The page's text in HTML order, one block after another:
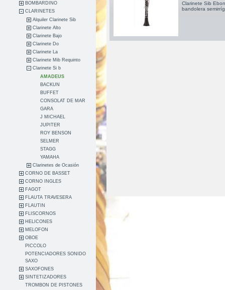
BOMBARDINO
CLARINETES
Alquiler Clarinete Sib
Clarinete Alto
Clarinete Bajo
Clarinete Do
Clarinete La
Clarinete Mib Requinto
Clarinete Si b
AMADEUS
BACKUN
BUFFET
CONSOLAT DE MAR
GARA
J MICHAEL
JUPITER
ROY BENSON
SELMER
STAGG
YAMAHA
Clarinetes de Ocasión
CORNO DE BASSET
CORNO INGLES
FAGOT
FLAUTA TRAVESERA
FLAUTIN
FLISCORNOS
HELICONES
MELOFON
OBOE
PICCOLO
POTENCIADORES SONIDO
SAXO
SAXOFONES
SINTETIZADORES
TROMBON DE PISTONES
Clarinete Sib
bandolera